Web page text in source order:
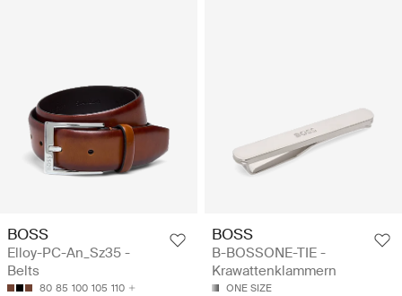
BOSS
Elloy-PC-An_Sz35 -
Belts
80 85 100 105 110
BOSS
B-BOSSONE-TIE -
Krawattenklammern
ONE SIZE